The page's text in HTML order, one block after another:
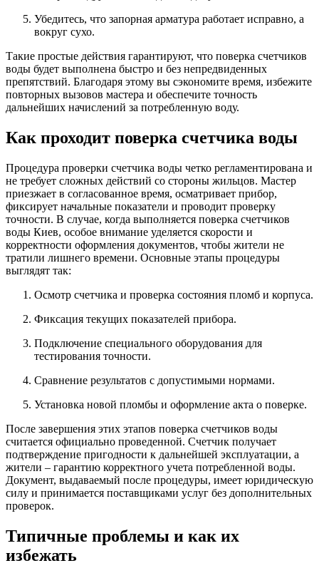
Убедитесь, что запорная арматура работает исправно, а
вокруг сухо.
Такие простые действия гарантируют, что поверка счетчиков
воды будет выполнена быстро и без непредвиденных
препятствий. Благодаря этому вы сэкономите время, избежите
повторных вызовов мастера и обеспечите точность
дальнейших начислений за потребленную воду.
Как проходит поверка счетчика воды
Процедура проверки счетчика воды четко регламентирована и
не требует сложных действий со стороны жильцов. Мастер
приезжает в согласованное время, осматривает прибор,
фиксирует начальные показатели и проводит проверку
точности. В случае, когда выполняется поверка счетчиков
воды Киев, особое внимание уделяется скорости и
корректности оформления документов, чтобы жители не
тратили лишнего времени. Основные этапы процедуры
выглядят так:
Осмотр счетчика и проверка состояния пломб и корпуса.
Фиксация текущих показателей прибора.
Подключение специального оборудования для
тестирования точности.
Сравнение результатов с допустимыми нормами.
Установка новой пломбы и оформление акта о поверке.
После завершения этих этапов поверка счетчиков воды
считается официально проведенной. Счетчик получает
подтверждение пригодности к дальнейшей эксплуатации, а
жители – гарантию корректного учета потребленной воды.
Документ, выдаваемый после процедуры, имеет юридическую
силу и принимается поставщиками услуг без дополнительных
проверок.
Типичные проблемы и как их
избежать